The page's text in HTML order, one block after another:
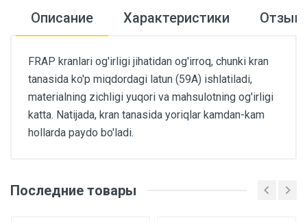
Описание Характеристики
FRAP kranlari og'irligi jihatidan og'irroq, chunki kran
tanasida ko'p miqdordagi latun (59A) ishlatiladi,
materialning zichligi yuqori va mahsulotning og'irligi
katta. Natijada, kran tanasida yoriqlar kamdan-kam
hollarda paydo bo'ladi.
Основные
Последние товары